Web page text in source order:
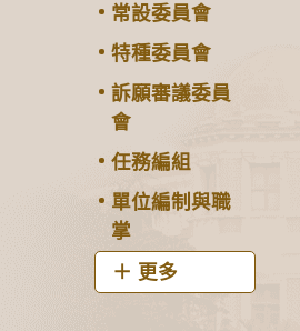
常設委員會
特種委員會
訴願審議委員
會
任務編組
單位編制與職
掌
更多